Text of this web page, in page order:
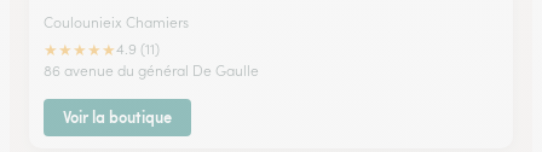
Coulounieix Chamiers
★★★★★4.9 (11)
86 avenue du général De Gaulle
Voir la boutique